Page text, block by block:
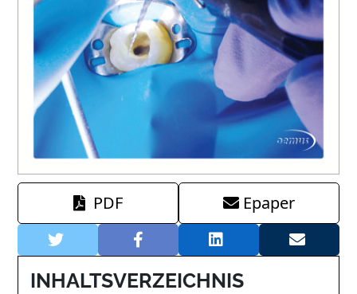
PDF Epaper
INHALTSVERZEICHNIS